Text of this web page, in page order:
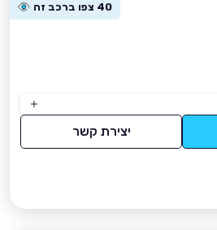
40 צפו ברכב זה
יצירת קשר